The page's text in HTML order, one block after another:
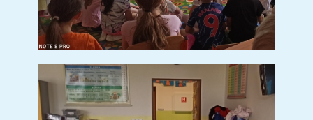
Básničky
Potřeby pro prvňáčky
Plavecký kurz
Zápis do MŠ
Fotogalerie
Vize MŠ